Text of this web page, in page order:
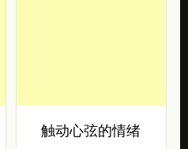
触动心弦的情绪